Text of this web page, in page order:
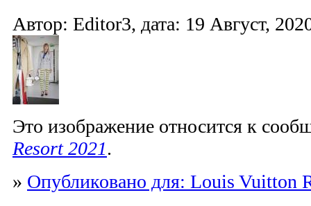
Автор: Editor3, дата: 19 Август,
Это изображение относится к
Resort 2021.
» Опубликовано для: Louis Vuitton